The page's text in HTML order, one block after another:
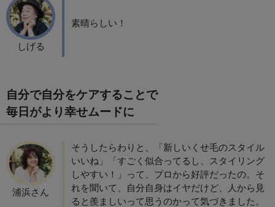
しげる
素晴らしい！
自分で自分をケアすることで​
毎日がより幸せムードに
浦浜さん
そうしたらわりと、「新しいくせ毛のスタイル
いいね」「すごく似合ってるし、スタイリング
しやすい！」って、プロから好評だったの。そ
れを聞いて、自分自身はイヤだけど、人から見
ると羨ましいって思うのかって気づきました。